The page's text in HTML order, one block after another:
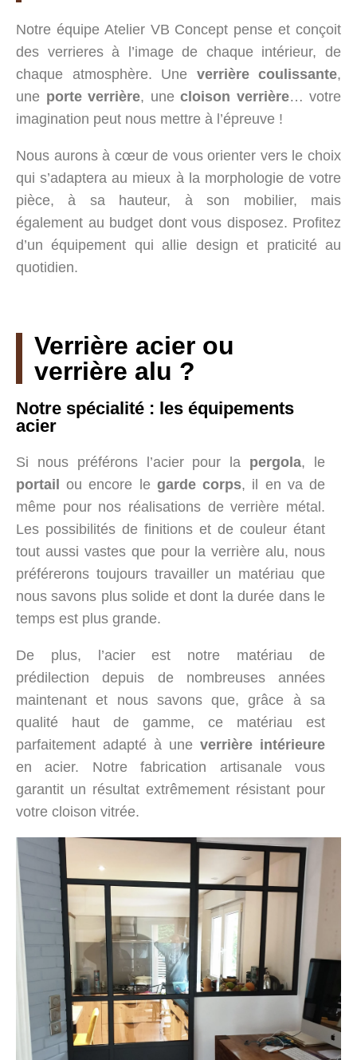
GARDE CORPS
MOBILIER SUR MESURE
ACIER CORTEN
Notre équipe Atelier VB Concept pense et conçoit
des verrieres à l’image de chaque intérieur, de
chaque atmosphère. Une verrière coulissante,
une porte verrière, une cloison verrière… votre
imagination peut nous mettre à l’épreuve !
Nous aurons à cœur de vous orienter vers le choix
qui s’adaptera au mieux à la morphologie de votre
pièce, à sa hauteur, à son mobilier, mais
également au budget dont vous disposez. Profitez
d’un équipement qui allie design et praticité au
quotidien.
Verrière acier ou
verrière alu ?
Notre spécialité : les équipements
acier
Si nous préférons l’acier pour la pergola, le
portail
ou encore le garde corps, il en va de
même pour nos réalisations de verrière métal.
Les possibilités de finitions et de couleur étant
tout aussi vastes que pour la verrière alu, nous
préférerons toujours travailler un matériau que
nous savons plus solide et dont la durée dans le
temps est plus grande.
De plus, l’acier est notre matériau de
prédilection depuis de nombreuses années
maintenant et nous savons que, grâce à sa
qualité haut de gamme, ce matériau est
parfaitement adapté à une verrière intérieure
en acier. Notre fabrication artisanale vous
garantit un résultat extrêmement résistant pour
votre cloison vitrée.